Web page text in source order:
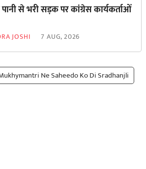
पानी से भरी सड़क पर कांग्रेस कार्यकर्ताओं
JOSHI 7 AUG, 2026
Ne Saheedo Ko Di Sradhanjli